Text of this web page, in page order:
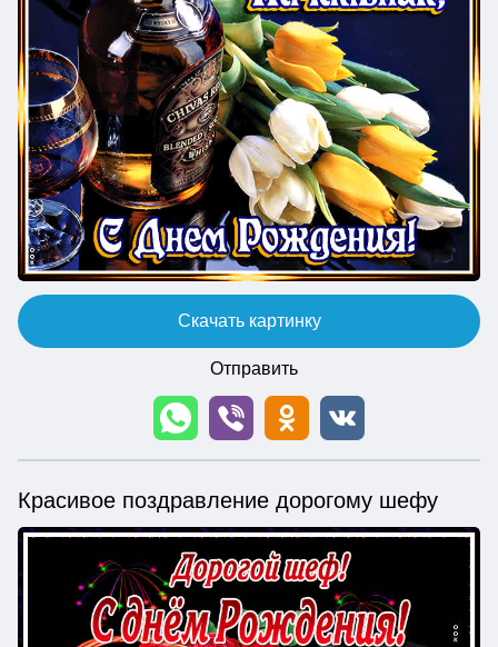
Скачать картинку
Отправить
Красивое поздравление дорогому шефу